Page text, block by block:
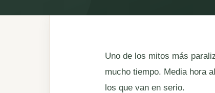
Uno de los mitos más
mucho tiempo. Media hora
los que van en serio.